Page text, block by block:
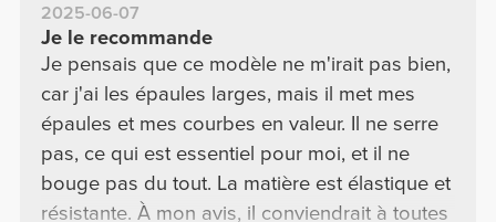
2025-06-07
Je le recommande
Je pensais que ce modèle ne m'irait pas bien,
car j'ai les épaules larges, mais il met mes
épaules et mes courbes en valeur. Il ne serre
pas, ce qui est essentiel pour moi, et il ne
bouge pas du tout. La matière est élastique et
résistante. À mon avis, il conviendrait à toutes